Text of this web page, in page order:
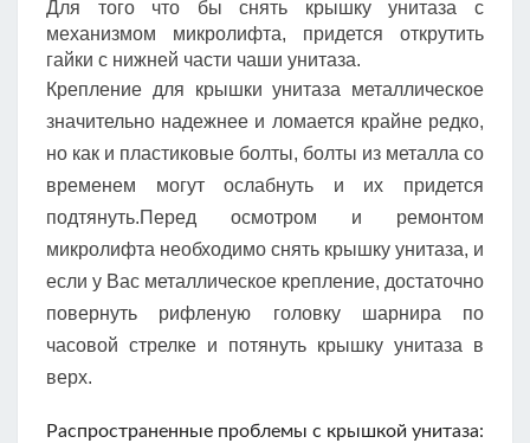
Для того что бы снять крышку унитаза с
механизмом микролифта, придется открутить
гайки с нижней части чаши унитаза.
Крепление для крышки унитаза металлическое
значительно надежнее и ломается крайне редко,
но как и пластиковые болты, болты из металла со
временем могут ослабнуть и их придется
подтянуть.Перед осмотром и ремонтом
микролифта необходимо снять крышку унитаза, и
если у Вас металлическое крепление, достаточно
повернуть рифленую головку шарнира по
часовой стрелке и потянуть крышку унитаза в
верх.
Распространенные проблемы с крышкой унитаза: